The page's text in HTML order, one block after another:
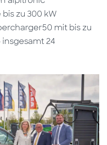
zu 300 kW
mit bis zu
insgesamt 24